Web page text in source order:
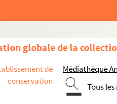
globale de la
de
conservation
Médiathèque
Tous
Hubert, Le protestantisme à
M. Poète, Cours d'ouverture sur
A. Cartellieri, über Weson u.